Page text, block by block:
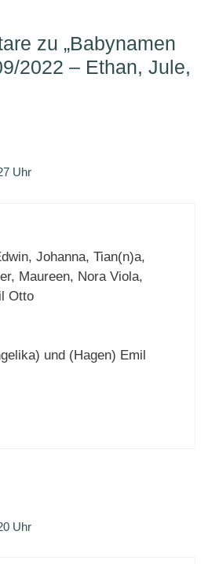
zu „Babynamen
2022 – Ethan, Jule,
Uhr
Johanna, Tian(n)a,
Maureen, Nora Viola,
Otto
und (Hagen) Emil
Uhr